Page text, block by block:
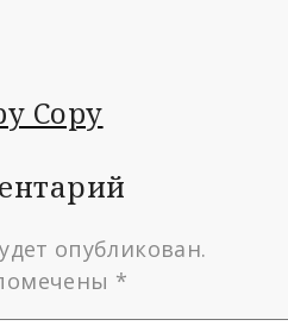
Copy
опубликован.
*